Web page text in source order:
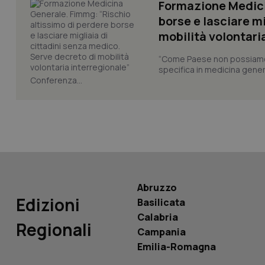
Formazione
borse e lasciare
mobilità
“Come Paese non
specifica in medicina
Conferenza...
Edizioni
Regionali
Abruzzo
Basilicata
Calabria
Campania
Emilia-Romagna
tracking-sites-
tracking-enable